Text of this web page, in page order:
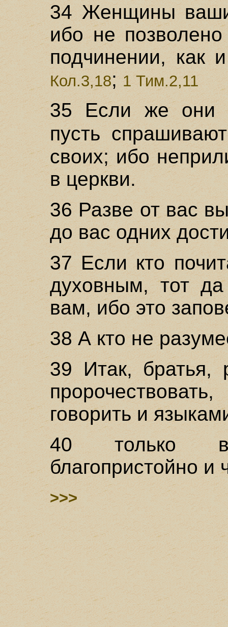
34 Женщины
ибо не
подчинении, как
Кол.3,18;1 Тим.2,11
35 Если же они
пусть
своих; ибо
в церкви.
36 Разве от вас
до вас одних
37 Если кто
духовным, тот
вам, ибо это
38 А кто не
39 Итак, братья,
говорить и
40 только
благопристойно и
>>>